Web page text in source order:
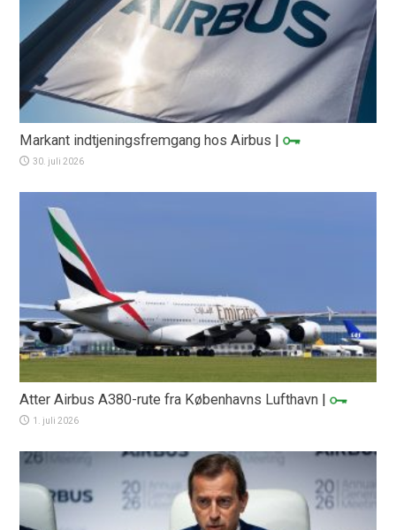
Markant indtjeningsfremgang hos Airbus |
30. juli 2026
Atter Airbus A380-rute fra Københavns Lufthavn |
1. juli 2026